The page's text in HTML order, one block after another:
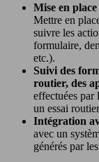
Mise en
Mettre en
suivre les
formulaire,
etc.).
Suivi des
routier, des
effectuées par
un essai
Intégration
avec un
générés par